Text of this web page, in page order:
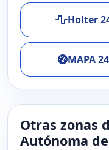
Holter
MAPA
Otras zonas
Autónoma